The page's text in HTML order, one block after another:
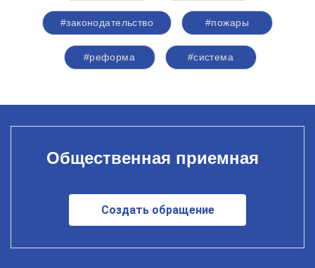
#законодательство #пожары
#реформа #система
Общественная приемная
Создать обращение